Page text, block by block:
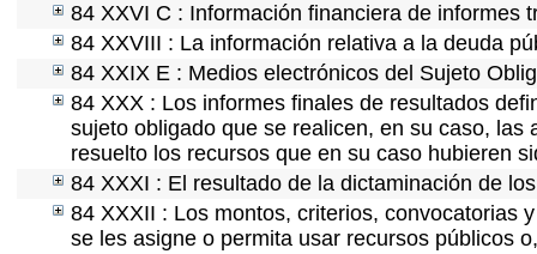
84 XXVI C : Información financiera de informes
84 XXVIII : La información relativa a la deuda
84 XXIX E : Medios electrónicos del Sujeto
84 XXX : Los informes finales de resultados
sujeto obligado que se realicen, en su caso,
resuelto los recursos que en su caso hubieren
84 XXXI : El resultado de la dictaminación de
84 XXXII : Los montos, criterios, convocatorias
se les asigne o permita usar recursos públicos